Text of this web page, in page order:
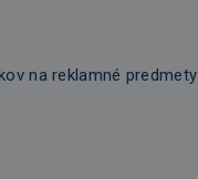
na reklamné predmety